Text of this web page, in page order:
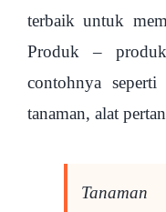
terbaik untuk
Produk –
contohnya
tanaman, alat